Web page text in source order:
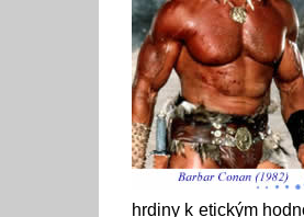
hrdiny k etickým